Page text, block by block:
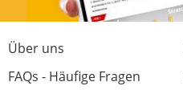
Über uns
FAQs - Häufige Fragen